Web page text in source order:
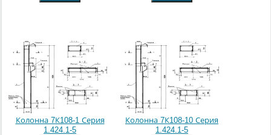
Колонна 7К108-1 Серия
1.424.1-5
Колонна 7К108-10 Серия
1.424.1-5